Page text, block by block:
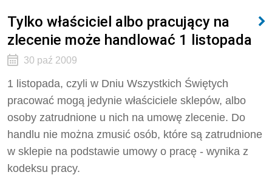
Tylko właściciel albo pracujący na
zlecenie może handlować 1 listopada
30 paź 2009
1 listopada, czyli w Dniu Wszystkich Świętych
pracować mogą jedynie właściciele sklepów, albo
osoby zatrudnione u nich na umowę zlecenie. Do
handlu nie można zmusić osób, które są zatrudnione
w sklepie na podstawie umowy o pracę - wynika z
kodeksu pracy.